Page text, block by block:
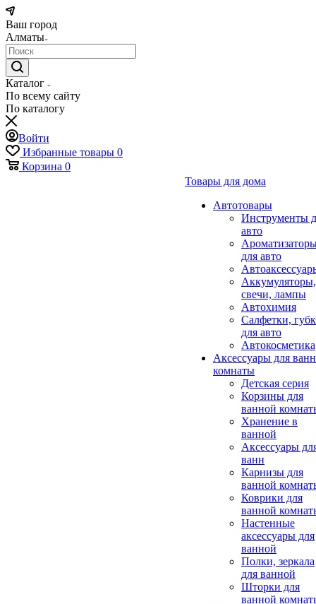
Ваш город
Алматы
Каталог
По всему сайту
По каталогу
Войти
Избранные товары 0
Корзина 0
Товары для дома
Автотовары
Инструменты
авто
для авто
Аккумуляторы,
свечи, лампы
Автохимия
Салфетки,
для авто
Автокосметика
Аксессуары для
комнаты
Детская серия
Корзины для
ванной
Хранение в
ванной
Аксессуары
ванн
Карнизы для
ванной
Коврики для
ванной
Настенные
аксессуары для
ванной
Полки, зеркала
для ванной
Шторки для
ванной